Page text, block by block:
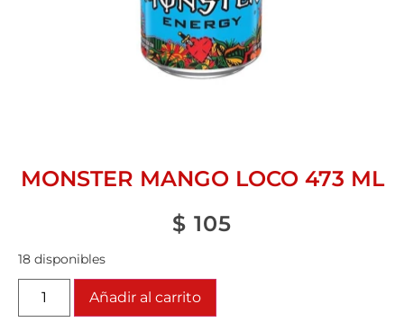
MONSTER MANGO LOCO 473 ML
$ 105
18 disponibles
Añadir al carrito